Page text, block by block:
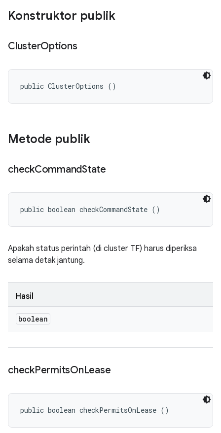
Konstruktor publik
ClusterOptions
public ClusterOptions ()
Metode publik
checkCommandState
public boolean checkCommandState ()
Apakah status perintah (di cluster TF) harus diperiksa
selama detak jantung.
Hasil
boolean
checkPermitsOnLease
public boolean checkPermitsOnLease ()